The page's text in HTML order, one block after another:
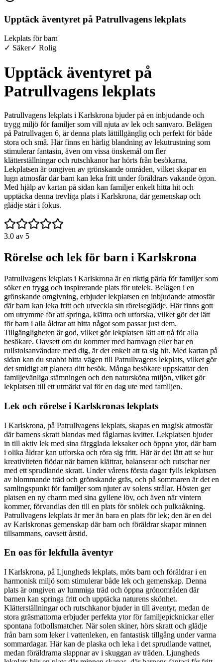
Upptäck äventyret på Patrullvagens lekplats
Lekplats för barn
✓ Säker✓ Rolig
Upptäck äventyret på
Patrullvagens lekplats
Patrullvagens lekplats i Karlskrona bjuder på en inbjudande och
trygg miljö för familjer som vill njuta av lek och samvaro. Belägen
på Patrullvagen 6, är denna plats lättillgänglig och perfekt för både
stora och små. Här finns en härlig blandning av lekutrustning som
stimulerar fantasin, även om vissa önskemål om fler
klätterställningar och rutschkanor har hörts från besökarna.
Lekplatsen är omgiven av grönskande områden, vilket skapar en
lugn atmosfär där barn kan leka fritt under föräldrars vakande ögon.
Med hjälp av kartan på sidan kan familjer enkelt hitta hit och
upptäcka denna trevliga plats i Karlskrona, där gemenskap och
glädje står i fokus.
3.0 av 5
Rörelse och lek för barn i Karlskrona
Patrullvagens lekplats i Karlskrona är en riktig pärla för familjer som
söker en trygg och inspirerande plats för utelek. Belägen i en
grönskande omgivning, erbjuder lekplatsen en inbjudande atmosfär
där barn kan leka fritt och utveckla sin rörelseglädje. Här finns gott
om utrymme för att springa, klättra och utforska, vilket gör det lätt
för barn i alla åldrar att hitta något som passar just dem.
Tillgängligheten är god, vilket gör lekplatsen lätt att nå för alla
besökare. Oavsett om du kommer med barnvagn eller har en
rullstolsanvändare med dig, är det enkelt att ta sig hit. Med kartan på
sidan kan du snabbt hitta vägen till Patrullvagens lekplats, vilket gör
det smidigt att planera ditt besök. Många besökare uppskattar den
familjevänliga stämningen och den natursköna miljön, vilket gör
lekplatsen till ett utmärkt val för en dag ute med familjen.
Lek och rörelse i Karlskronas lekplats
I Karlskrona, på Patrullvagens lekplats, skapas en magisk atmosfär
där barnens skratt blandas med fåglarnas kvitter. Lekplatsen bjuder
in till aktiv lek med sina färgglada leksaker och öppna ytor, där barn
i olika åldrar kan utforska och röra sig fritt. Här är det lätt att se hur
kreativiteten flödar när barnen klättrar, balanserar och rutschar ner
med ett sprudlande skratt. Under vårens första dagar fylls lekplatsen
av blommande träd och grönskande gräs, och på sommaren är det en
samlingspunkt för familjer som njuter av solens strålar. Hösten ger
platsen en ny charm med sina gyllene löv, och även när vintern
kommer, förvandlas den till en plats för snölek och pulkaåkning.
Patrullvagens lekplats är mer än bara en plats för lek; den är en del
av Karlskronas gemenskap där barn och föräldrar skapar minnen
tillsammans, oavsett årstid.
En oas för lekfulla äventyr
I Karlskrona, på Ljungheds lekplats, möts barn och föräldrar i en
harmonisk miljö som stimulerar både lek och gemenskap. Denna
plats är omgiven av lummiga träd och öppna grönområden där
barnen kan springa fritt och upptäcka naturens skönhet.
Klätterställningar och rutschkanor bjuder in till äventyr, medan de
stora gräsmattorna erbjuder perfekta ytor för familjepicknickar eller
spontana fotbollsmatcher. När solen skiner, hörs skratt och glädje
från barn som leker i vattenleken, en fantastisk tillgång under varma
sommardagar. Här kan de plaska och leka i det sprudlande vattnet,
medan föräldrarna slappnar av i skuggan av träden. Ljungheds